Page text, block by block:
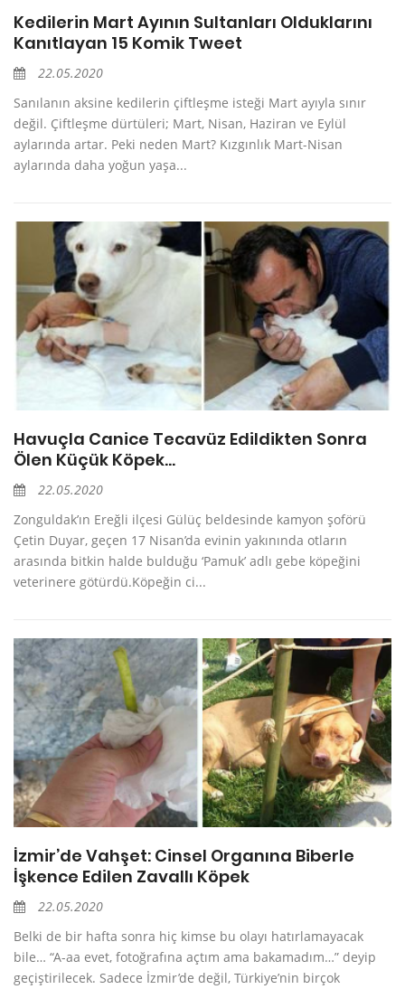
Kedilerin Mart Ayının Sultanları Olduklarını
Kanıtlayan 15 Komik Tweet
22.05.2020
Sanılanın aksine kedilerin çiftleşme isteği Mart ayıyla sınır
değil. Çiftleşme dürtüleri; Mart, Nisan, Haziran ve Eylül
aylarında artar. Peki neden Mart? Kızgınlık Mart-Nisan
aylarında daha yoğun yaşa...
Havuçla Canice Tecavüz Edildikten Sonra
Ölen Küçük Köpek…
22.05.2020
Zonguldak’ın Ereğli ilçesi Gülüç beldesinde kamyon şoförü
Çetin Duyar, geçen 17 Nisan’da evinin yakınında otların
arasında bitkin halde bulduğu ‘Pamuk’ adlı gebe köpeğini
veterinere götürdü.Köpeğin ci...
İzmir’de Vahşet: Cinsel Organına Biberle
İşkence Edilen Zavallı Köpek
22.05.2020
Belki de bir hafta sonra hiç kimse bu olayı hatırlamayacak
bile… “A-aa evet, fotoğrafına açtım ama bakamadım…” deyip
geçiştirilecek. Sadece İzmir’de değil, Türkiye’nin birçok